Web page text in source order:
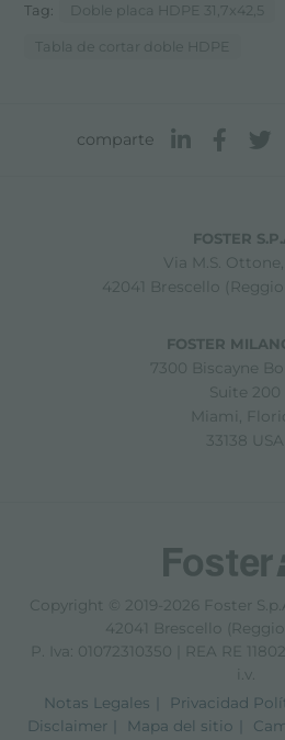
Tag: Doble placa HDPE 31,7x42,5
Tabla de cortar doble HDPE
comparte
FOSTER
Via M.S. Ottone,
42041 Brescello
FOSTER
7300 Biscayne
Suite 200
Miami,
33138 USA
Copyright © 2019-2026 Foster
42041 Brescello
P. Iva: 01072310350 | REA RE
i.v.
Notas Legales
Privacidad
Disclaimer
Mapa del sitio